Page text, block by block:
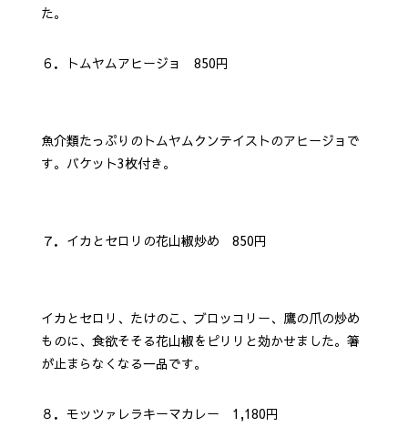
た。
６．トムヤムアヒージョ 850円
魚介類たっぷりのトムヤムクンテイストのアヒージョで
す。バケット3枚付き。
７．イカとセロリの花山椒炒め 850円
イカとセロリ、たけのこ、ブロッコリー、鷹の爪の炒め
ものに、食欲そそる花山椒をピリリと効かせました。箸
が止まらなくなる一品です。
８．モッツァレラキーマカレー 1,180円